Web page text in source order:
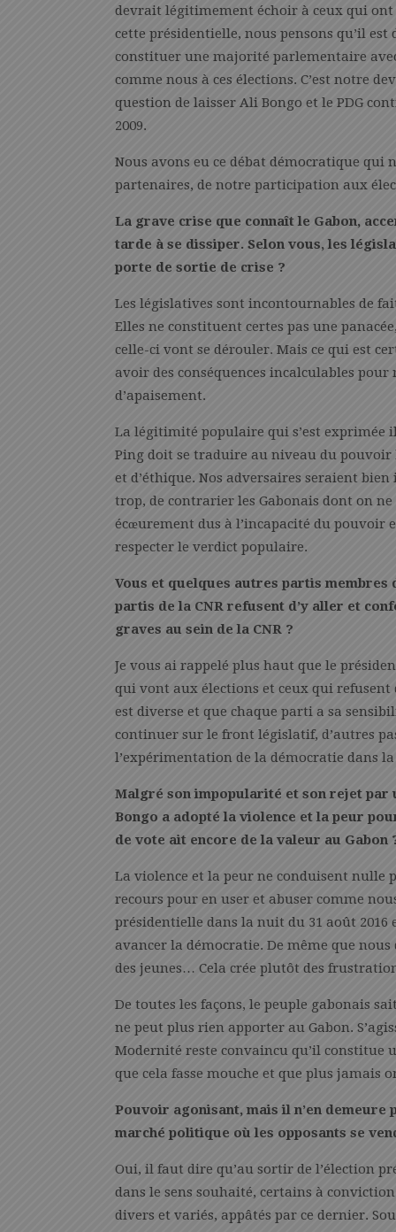
devrait légitimement échoir à ceux qui ont
cette présidentielle, nous pensons qu’il
constituer une majorité parlementaire
comme nous à ces élections. C’est notre
question de laisser Ali Bongo et le PDG
2009.
Nous avons eu ce débat démocratique qui
partenaires, de notre participation aux
La grave crise que connaît le Gabon,
tarde à se dissiper. Selon vous, les
porte de sortie de crise ?
Les législatives sont incontournables de
Elles ne constituent certes pas une
celle-ci vont se dérouler. Mais ce qui est
avoir des conséquences incalculables
d’apaisement.
La légitimité populaire qui s’est exprimée
Ping doit se traduire au niveau du pouvoir
et d’éthique. Nos adversaires seraient
trop, de contrarier les Gabonais dont on
écœurement dus à l’incapacité du pouvoir
respecter le verdict populaire.
Vous et quelques autres partis membres
partis de la CNR refusent d’y aller et
graves au sein de la CNR ?
Je vous ai rappelé plus haut que le
qui vont aux élections et ceux qui refusent
est diverse et que chaque parti a sa
continuer sur le front législatif, d’autres
l’expérimentation de la démocratie dans
Malgré son impopularité et son rejet par
Bongo a adopté la violence et la peur
de vote ait encore de la valeur au Gabon
La violence et la peur ne conduisent nulle
recours pour en user et abuser comme
présidentielle dans la nuit du 31 août
avancer la démocratie. De même que
des jeunes… Cela crée plutôt des
De toutes les façons, le peuple gabonais
ne peut plus rien apporter au Gabon.
Modernité reste convaincu qu’il constitue
que cela fasse mouche et que plus jamais
Pouvoir agonisant, mais il n’en demeure
marché politique où les opposants se
Oui, il faut dire qu’au sortir de l’élection
dans le sens souhaité, certains à
divers et variés, appâtés par ce dernier.